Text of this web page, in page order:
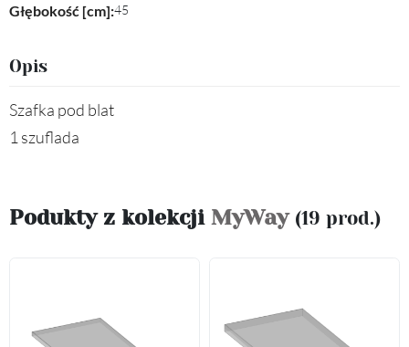
Głębokość [cm]:45
Opis
Szafka pod blat
1 szuflada
Podukty z kolekcji MyWay (19 prod.)